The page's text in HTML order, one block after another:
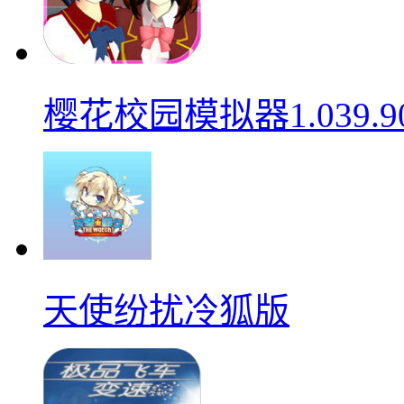
樱花校园模拟器
天使纷扰冷狐版